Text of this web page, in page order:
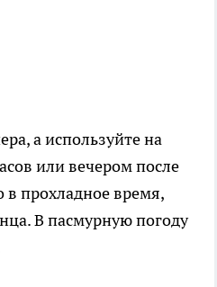
а используйте на
или вечером после
прохладное время,
В пасмурную погоду